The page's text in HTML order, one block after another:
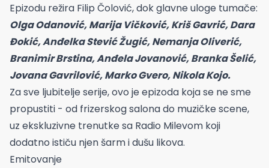
Epizodu režira Filip Čolović, dok glavne uloge tumače:
Olga Odanović, Marija Vičković, Kriš Gavrić, Dara
Đokić, Anđelka Stević Žugić, Nemanja Oliverić,
Branimir Brstina, Anđela Jovanović, Branka Šelić,
Jovana Gavrilović, Marko Gvero, Nikola Kojo.
Za sve ljubitelje serije, ovo je epizoda koja se ne sme
propustiti - od frizerskog salona do muzičke scene,
uz ekskluzivne trenutke sa Radio Milevom koji
dodatno ističu njen šarm i dušu likova.
Emitovanje